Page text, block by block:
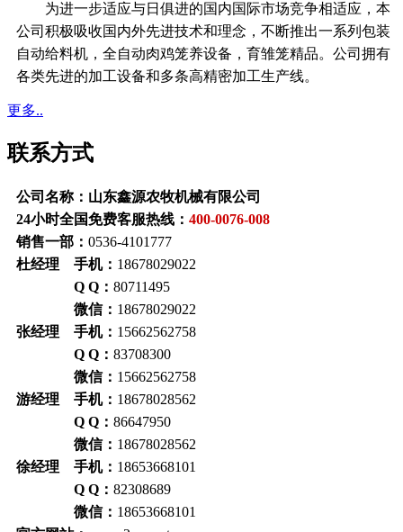
为进一步适应与日俱进的国内国际市场竞争相适应，本
公司积极吸收国内外先进技术和理念，不断推出一系列包装
自动给料机，全自动肉鸡笼养设备，育雏笼精品。公司拥有
各类先进的加工设备和多条高精密加工生产线。
更多..
联系方式
公司名称：山东鑫源农牧机械有限公司
24小时全国免费客服热线： 400-0076-008
销售一部： 0536-4101777
杜经理 手机： 18678029022
Q Q： 80711495
微信： 18678029022
张经理 手机： 15662562758
Q Q： 83708300
微信： 15662562758
游经理 手机： 18678028562
Q Q： 86647950
微信： 18678028562
徐经理 手机： 18653668101
Q Q： 82308689
微信： 18653668101